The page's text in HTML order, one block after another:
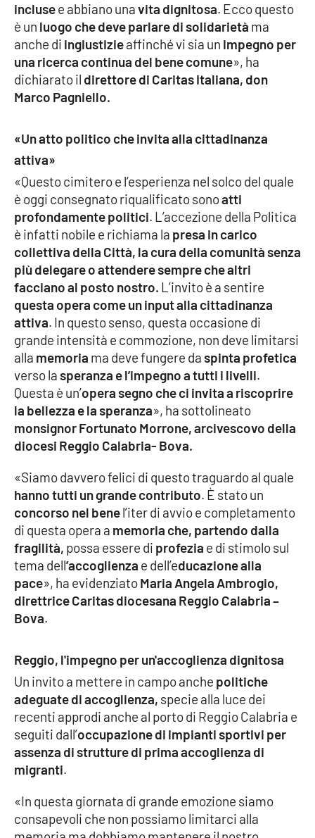
Crotone
Vibo Valentia
Reggio Calabria
Lamezia Terme
PROGETTI
SPECIALI
Buona Sanità Calabria
LA
CALABRIAVISIONE
Destinazioni
Eventi
Food
Storie
LAC
NETWORK
Lacplay.it
Lactv.it
Laconair.it
Lacapitalenews.it
Ilreggino.it
Cosenzachannel.it
Ilvibonese.it
Catanzarochannel.it
inclusee abbiano unavita dignitosa. Ecco questo
è un luogo che deve parlare di solidarietà ma
anche di ingiustizieaffinché vi sia un impegno per
una ricerca continua del bene comune», ha
dichiarato il direttore di Caritas Italiana, don
Marco Pagniello.
«Un atto politico che invita alla cittadinanza
attiva»
«Questo cimitero e l’esperienza nel solco del quale
è oggi consegnato riqualificato sonoatti
profondamente politici. L’accezione della Politica
è infatti nobile e richiama la presa in carico
collettiva della Città, la cura della comunità senza
più delegare o attendere sempre che altri
facciano al posto nostro. L’invito è a sentire
questa opera come un input alla cittadinanza
attiva. In questo senso, questa occasione di
grande intensità e commozione, non deve limitarsi
alla memoria ma deve fungere daspinta profetica
verso lasperanza e l’impegno a tutti i livelli.
Questa è un’opera segno che ci invita a riscoprire
la bellezza e la speranza», ha sottolineato
monsignorFortunato Morrone, arcivescovo della
diocesi Reggio Calabria- Bova.
«Siamo davvero felici di questo traguardo al quale
hanno tutti un grande contributo. È stato un
concorso nel benel’iter di avvio e completamento
di questa opera a memoria che, partendo dalla
fragilità, possa essere di profezia e di stimolo sul
tema dell’accoglienza e dell’educazione alla
pace», ha evidenziatoMaria Angela Ambrogio,
direttrice Caritas diocesana Reggio Calabria –
Bova.
Reggio, l'impegno per un'accoglienza dignitosa
Un invito a mettere in campo anche politiche
adeguate di accoglienza, specie alla luce dei
recenti approdi anche al porto di Reggio Calabria e
seguiti dall’occupazione di impianti sportivi per
assenza di strutture di prima accoglienza di
migranti.
«In questa giornata di grande emozione siamo
consapevoli che non possiamo limitarci alla